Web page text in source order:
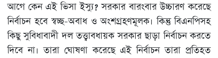
আগে কেন এই ভিসা ইস্যু? সরকার বারংবার উচ্চারণ করেছে
নির্বাচন হবে স্বচ্ছ-অবাধ ও অংশগ্রহণমূলক। কিন্তু বিএনপিসহ
কিছু সুবিধাবাদী দল তত্ত্বাবধায়ক সরকার ছাড়া নির্বাচন করতে
দিবে না। তারা ঘোষণা করেছে এই নির্বাচন তারা প্রতিহত